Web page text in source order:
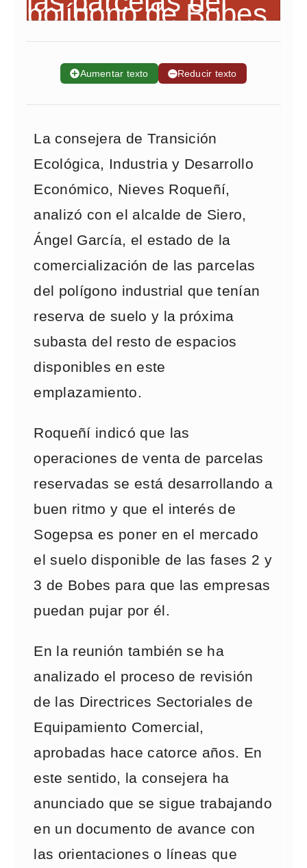
➕Aumentar texto ➖Reducir texto
La consejera de Transición
Ecológica, Industria y Desarrollo
Económico, Nieves Roqueñí,
analizó con el alcalde de Siero,
Ángel García, el estado de la
comercialización de las parcelas
del polígono industrial que tenían
reserva de suelo y la próxima
subasta del resto de espacios
disponibles en este
emplazamiento.
Roqueñí indicó que las
operaciones de venta de parcelas
reservadas se está desarrollando a
buen ritmo y que el interés de
Sogepsa es poner en el mercado
el suelo disponible de las fases 2 y
3 de Bobes para que las empresas
puedan pujar por él.
En la reunión también se ha
analizado el proceso de revisión
de las Directrices Sectoriales de
Equipamiento Comercial,
aprobadas hace catorce años. En
este sentido, la consejera ha
anunciado que se sigue trabajando
en un documento de avance con
las orientaciones o líneas que